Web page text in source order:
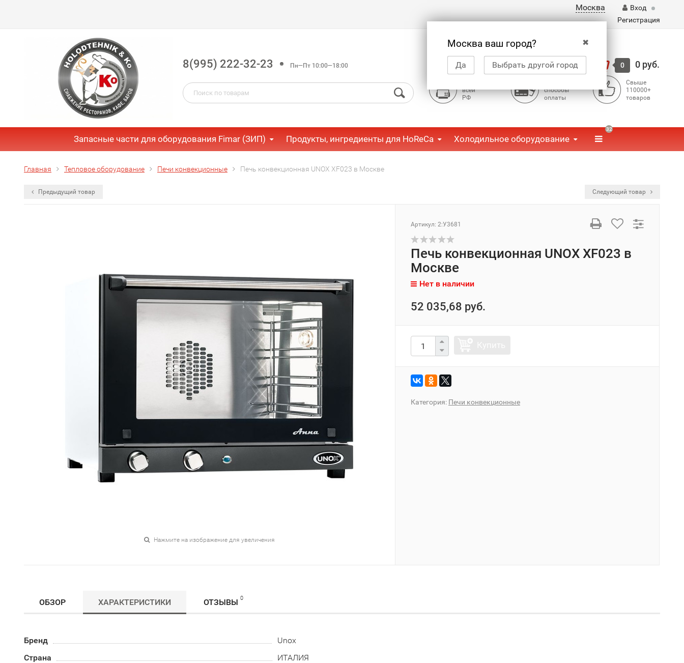
Москва
✖
Москва ваш город?
Да Выбрать другой город
Вход
Регистрация
8(995) 222-32-23 Пн—Пт 10:00—18:00 Корзина 0 0 руб.
всей
РФ
способы
оплаты
Свыше
110000+
товаров
Запасные части для оборудования Fimar (ЗИП) Продукты, ингредиенты для HoReCa Холодильное оборудование
32
Главная Тепловое оборудование Печи конвекционные Печь конвекционная UNOX XF023 в Москве
Предыдущий товар Следующий товар
Нажмите на изображение для увеличения
Артикул: 2:У3681
Печь конвекционная UNOX XF023 в
Москве
Нет в наличии
52 035,68 руб.
Категория: Печи конвекционные
ОБЗОР ХАРАКТЕРИСТИКИ ОТЗЫВЫ 0
Бренд
Unox
Страна
ИТАЛИЯ